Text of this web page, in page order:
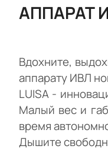
АППАРАТ
Вдохните,
аппарату ИВЛ
LUISA -
Малый вес и
время
Дышите